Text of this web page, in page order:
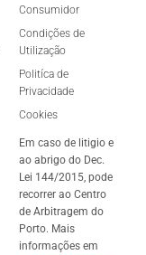
Consumidor
Condições de
Utilização
Politíca de
Privacidade
Cookies
Em caso de litigio e
ao abrigo do Dec.
Lei 144/2015, pode
recorrer ao Centro
de Arbitragem do
Porto. Mais
informações em